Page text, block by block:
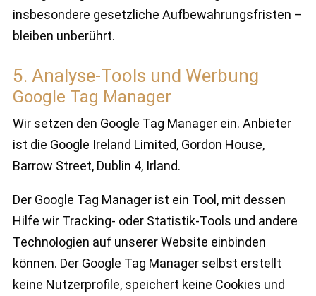
insbesondere gesetzliche Aufbewahrungsfristen –
bleiben unberührt.
5. Analyse-Tools und Werbung
Google Tag Manager
Wir setzen den Google Tag Manager ein. Anbieter
ist die Google Ireland Limited, Gordon House,
Barrow Street, Dublin 4, Irland.
Der Google Tag Manager ist ein Tool, mit dessen
Hilfe wir Tracking- oder Statistik-Tools und andere
Technologien auf unserer Website einbinden
können. Der Google Tag Manager selbst erstellt
keine Nutzerprofile, speichert keine Cookies und